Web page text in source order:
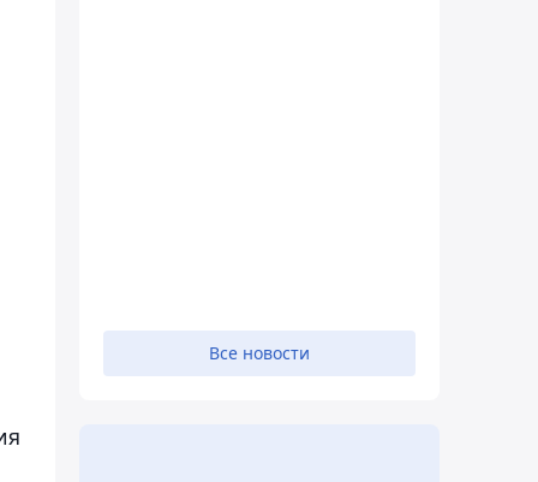
Все новости